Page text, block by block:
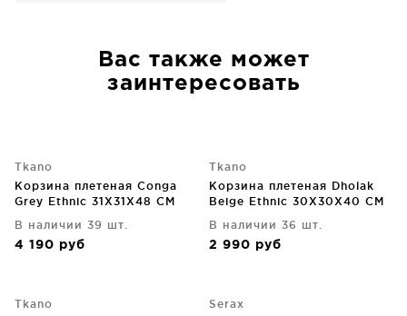
Вас также может
заинтересовать
Tkano
Корзина плетеная Conga
Grey Ethnic 31X31X48 CM
В наличии 39 шт.
4 190 руб
Tkano
Корзина плетеная Dholak
Beige Ethnic 30X30X40 CM
В наличии 36 шт.
2 990 руб
Tkano
Serax